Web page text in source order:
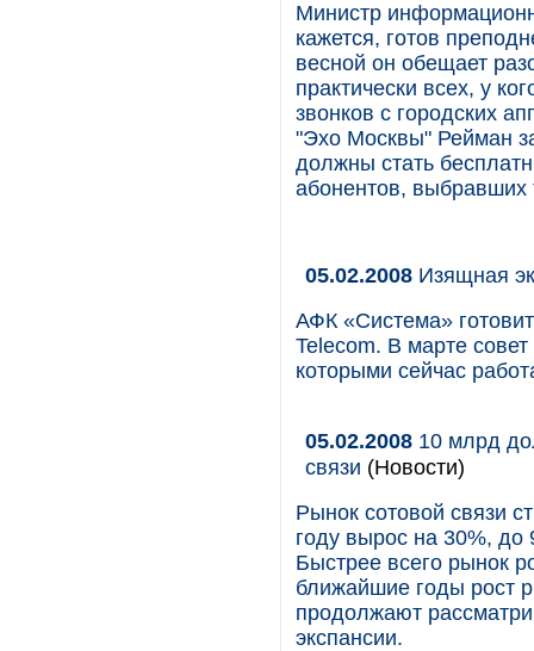
Министр
кажется, готов
весной он обещает
практически всех, у
звонков с городских
"Эхо Москвы" Рейман
должны стать
абонентов,
05.02.2008 Изящная
АФК «Система»
Telecom. В марте
которыми сейчас
05.02.2008 10 млрд
связи (Новости)
Рынок сотовой связи
году вырос на 30%,
Быстрее всего рынок
ближайшие годы рост
продолжают
экспансии.